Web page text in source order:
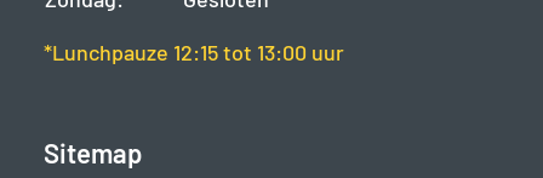
*Lunchpauze 12:15 tot 13:00 uur
Sitemap